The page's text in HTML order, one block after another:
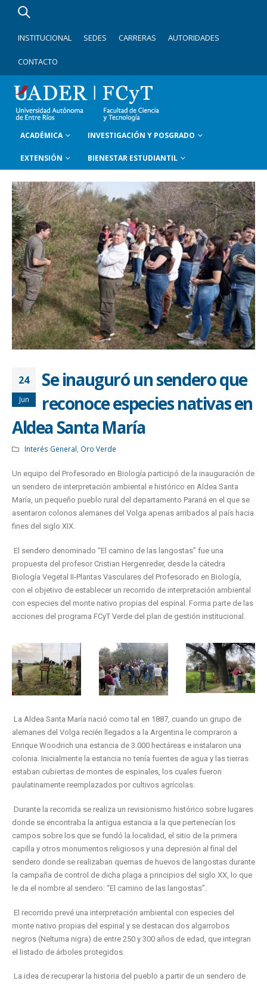
INSTITUCIONAL SEDES CARRERAS AUTORIDADES
CONTACTO
ACADÉMICA INVESTIGACIÓN Y POSGRADO
EXTENSIÓN BIENESTAR ESTUDIANTIL
24
Jun
Se inauguró un sendero que
reconoce especies nativas en
Aldea Santa María
Interés General, Oro Verde
Un equipo del Profesorado en Biología participó de la inauguración de
un sendero de interpretación ambiental e histórico en Aldea Santa
María, un pequeño pueblo rural del departamento Paraná en el que se
asentaron colonos alemanes del Volga apenas arribados al país hacia
fines del siglo XIX.
El sendero denominado “El camino de las langostas” fue una
propuesta del profesor Cristian Hergenreder, desde la cátedra
Biología Vegetal II-Plantas Vasculares del Profesorado en Biología,
con el objetivo de establecer un recorrido de interpretación ambiental
con especies del monte nativo propias del espinal. Forma parte de las
acciones del programa FCyT Verde del plan de gestión institucional.
La Aldea Santa María nació como tal en 1887, cuando un grupo de
alemanes del Volga recién llegados a la Argentina le compraron a
Enrique Woodrich una estancia de 3.000 hectáreas e instalaron una
colonia. Inicialmente la estancia no tenía fuentes de agua y las tierras
estaban cubiertas de montes de espinales, los cuales fueron
paulatinamente reemplazados por cultivos agrícolas.
Durante la recorrida se realiza un revisionismo histórico sobre lugares
donde se encontraba la antigua estancia a la que pertenecían los
campos sobre los que se fundó la localidad, el sitio de la primera
capilla y otros monumentos religiosos y una depresión al final del
sendero donde se realizaban quemas de huevos de langostas durante
la campaña de control de dicha plaga a principios del siglo XX, lo que
le da el nombre al sendero: “El camino de las langostas”.
El recorrido prevé una interpretación ambiental con especies del
monte nativo propias del espinal y se destacan dos algarrobos
negros (Neltuma nigra) de entre 250 y 300 años de edad, que integran
el listado de árboles protegidos.
La idea de recuperar la historia del pueblo a partir de un sendero de